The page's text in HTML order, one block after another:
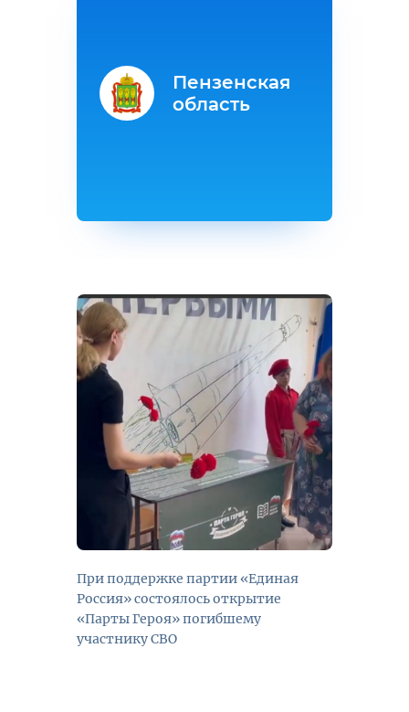
При поддержке партии «Единая
Россия» состоялось открытие
«Парты Героя» погибшему
участнику СВО
Пензенская
область